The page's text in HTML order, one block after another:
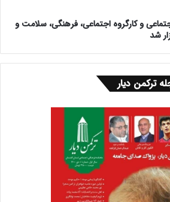
و کارگروه اجتماعی، فرهنگی، سلامت و
شد
ترکمن دیار